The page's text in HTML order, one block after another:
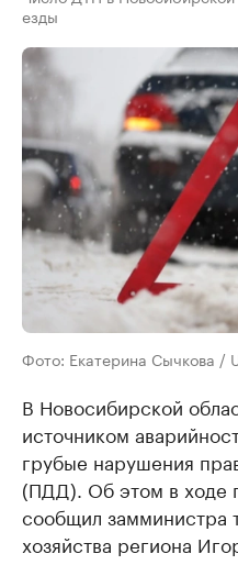
езды
Фото: Екатерина Сычкова /
В Новосибирской
источником
грубые нарушения
(ПДД). Об этом в ходе
сообщил замминистра
хозяйства региона